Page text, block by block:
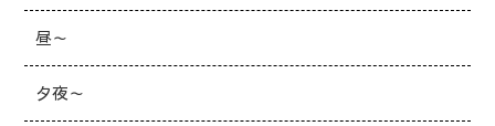
昼～
夕夜～